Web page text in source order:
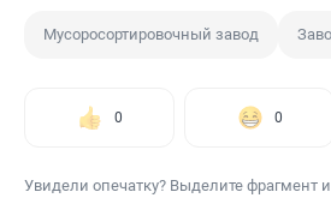
Мусоросортировочный завод
0 0
Увидели опечатку? Выделите фрагмент